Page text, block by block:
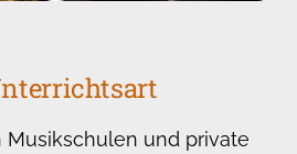
Musikschulen und private